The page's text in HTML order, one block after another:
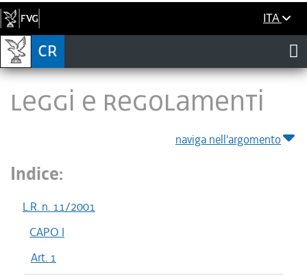
ITA
LEGGI E REGOLAMENTI
naviga nell'argomento
Indice:
L.R. n. 11/2001
CAPO I
Art. 1